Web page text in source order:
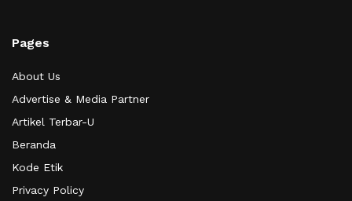
Pages
About Us
Advertise & Media Partner
Artikel Terbar-U
Beranda
Kode Etik
Privacy Policy